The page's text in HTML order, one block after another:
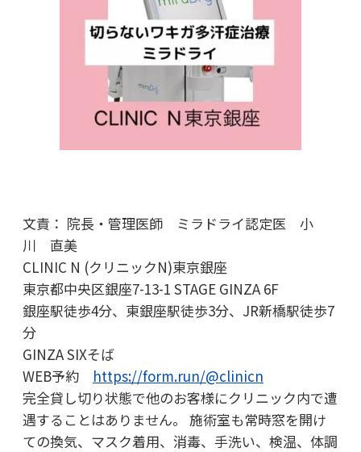
文責： 院長・管理医師 ミラドライ認定医 小
川 直美
CLINIC N (クリニックN)東京銀座
東京都中央区銀座7-13-1 STAGE GINZA 6F
銀座駅徒歩4分、東銀座駅徒歩3分、JR新橋駅徒歩7
分
GINZA SIXそば
WEB予約 https://form.run/@clinicn
完全貸し切り状態で他のお客様にクリニック内で遭
遇することはありません。 施術室も常時窓を開け
ての換気、マスク着用、消毒、手洗い、検温、体調